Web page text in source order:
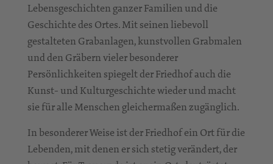
Lebensgeschichten ganzer Familien und die
Geschichte des Ortes. Mit seinen liebevoll
gestalteten Grabanlagen, kunstvollen Grabmalen
und den Gräbern vieler besonderer
Persönlichkeiten spiegelt der Friedhof auch die
Kunst- und Kulturgeschichte wieder und macht
sie für alle Menschen gleichermaßen zugänglich.
In besonderer Weise ist der Friedhof ein Ort für die
Lebenden, mit denen er sich stetig verändert, der